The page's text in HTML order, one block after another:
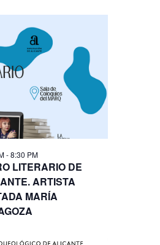
LITERARIO DE
ARTISTA
MARÍA
-8:30 PM